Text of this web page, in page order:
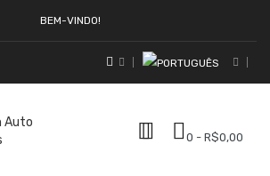
BEM-VINDO!
0 - R$0,00